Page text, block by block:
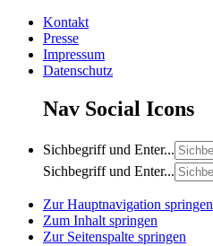
Kontakt
Presse
Impressum
Datenschutz
Nav Social Icons
Sichbegriff und Enter...
Sichbegriff und Enter...
Zur Hauptnavigation springen
Zum Inhalt springen
Zur Seitenspalte springen